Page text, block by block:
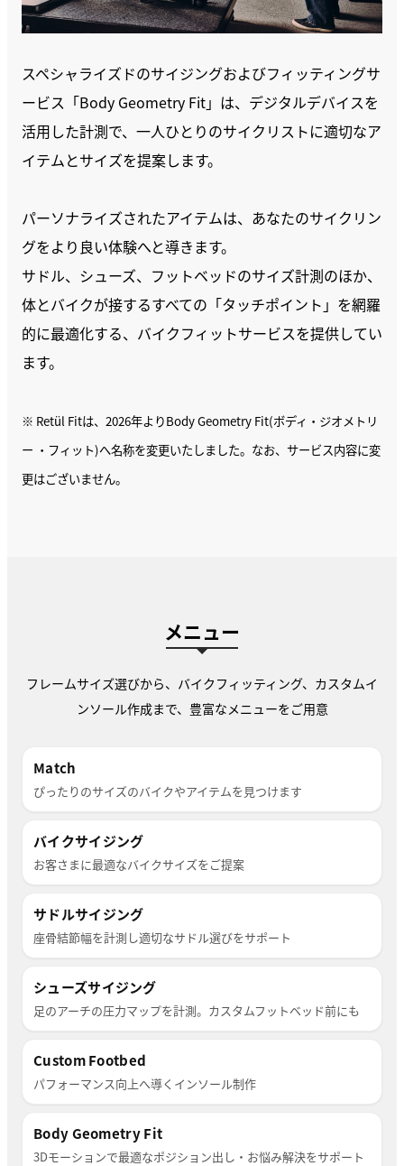
スペシャライズドのサイジングおよびフィッティングサ
ービス「Body Geometry Fit」は、デジタルデバイスを
活用した計測で、一人ひとりのサイクリストに適切なア
イテムとサイズを提案します。
パーソナライズされたアイテムは、あなたのサイクリン
グをより良い体験へと導きます。
サドル、シューズ、フットベッドのサイズ計測のほか、
体とバイクが接するすべての「タッチポイント」を網羅
的に最適化する、バイクフィットサービスを提供してい
ます。
※ Retül Fitは、2026年よりBody Geometry Fit(ボディ・ジオメトリ
ー ・フィット)へ名称を変更いたしました。なお、サービス内容に変
更はございません。
メニュー
フレームサイズ選びから、バイクフィッティング、カスタムイ
ンソール作成まで、豊富なメニューをご用意
Match
ぴったりのサイズのバイクやアイテムを見つけます
バイクサイジング
お客さまに最適なバイクサイズをご提案
サドルサイジング
座骨結節幅を計測し適切なサドル選びをサポート
シューズサイジング
足のアーチの圧力マップを計測。カスタムフットベッド前にも
Custom Footbed
パフォーマンス向上へ導くインソール制作
Body Geometry Fit
3Dモーションで最適なポジション出し・お悩み解決をサポート